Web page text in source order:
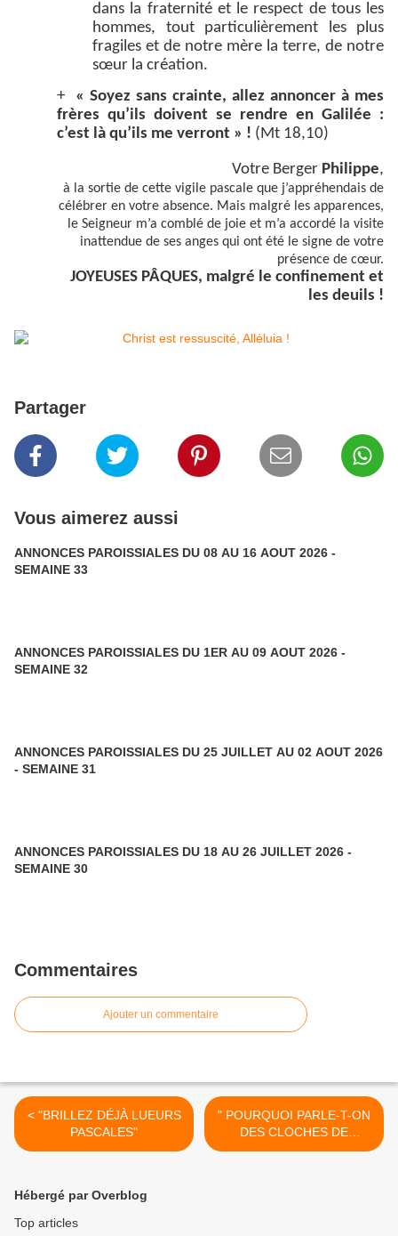
dans la fraternité et le respect de tous les
hommes, tout particulièrement les plus
fragiles et de notre mère la terre, de notre
sœur la création.
+ « Soyez sans crainte, allez annoncer à mes
frères qu’ils doivent se rendre en Galilée :
c’est là qu’ils me verront » ! (Mt 18,10)
Votre Berger Philippe,
à la sortie de cette vigile pascale que j’appréhendais de
célébrer en votre absence. Mais malgré les apparences,
le Seigneur m’a comblé de joie et m’a accordé la visite
inattendue de ses anges qui ont été le signe de votre
présence de cœur.
JOYEUSES PÂQUES, malgré le confinement et
les deuils !
Partager
Vous aimerez aussi
ANNONCES PAROISSIALES DU 08 AU 16 AOUT 2026 -
SEMAINE 33
ANNONCES PAROISSIALES DU 1ER AU 09 AOUT 2026 -
SEMAINE 32
ANNONCES PAROISSIALES DU 25 JUILLET AU 02 AOUT 2026
- SEMAINE 31
ANNONCES PAROISSIALES DU 18 AU 26 JUILLET 2026 -
SEMAINE 30
Commentaires
Ajouter un commentaire
< "BRILLEZ DÉJÀ LUEURS
PASCALES"
" POURQUOI PARLE-T-ON
DES CLOCHES DE
PÂQUES ? " et " D'OÙ
Hébergé par Overblog
Top articles